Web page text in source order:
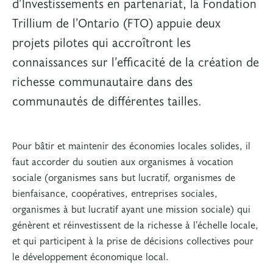
Trillium de l’Ontario (FTO) appuie deux
projets pilotes qui accroîtront les
connaissances sur l’efficacité de la création de
richesse communautaire dans des
communautés de différentes tailles.
Pour bâtir et maintenir des économies locales solides, il
faut accorder du soutien aux organismes à vocation
sociale (organismes sans but lucratif, organismes de
bienfaisance, coopératives, entreprises sociales,
organismes à but lucratif ayant une mission sociale) qui
génèrent et réinvestissent de la richesse à l’échelle locale,
et qui participent à la prise de décisions collectives pour
le développement économique local.